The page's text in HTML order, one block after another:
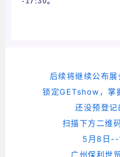
后续将继续公布
锁定GETshow，掌
还没预登记
扫描下方二维
5月8日--
广州保利世